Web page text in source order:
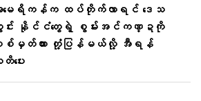
မေရိကန်က ထပ်တိုက်လာရင် ဒေသ
င်း နိုင်ငံတွေရဲ့ စွမ်းအင်ကဏ္ဍကို
စ်မှတ်ထား တုံ့ပြန်မယ်လို့ အီရန်
ပေး